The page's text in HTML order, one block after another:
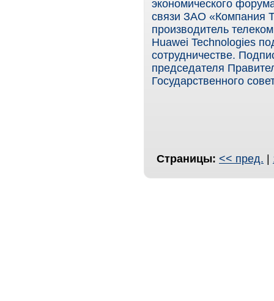
экономического
связи ЗАО «Компания
производитель
Huawei Technologies
сотрудничестве.
председателя
Государственного
Страницы: << пред. |